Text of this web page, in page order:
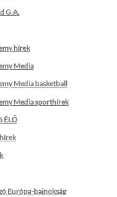
G.A.
hírek
Media
Media basketball
Media sporthírek
ÉLŐ
Európa-bajnokság